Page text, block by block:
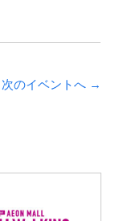
次のイベントへ →